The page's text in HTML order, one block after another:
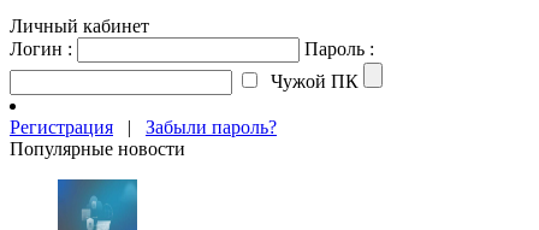
Личный кабинет
Логин :
Пароль :
Чужой ПК
Регистрация | Забыли пароль?
Популярные новости